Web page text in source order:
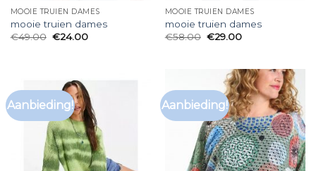
MOOIE TRUIEN DAMES
mooie truien dames
€49.00 €24.00
MOOIE TRUIEN DAMES
mooie truien dames
€58.00 €29.00
Aanbieding! Aanbieding!